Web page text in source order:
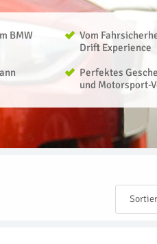
BMW
Vom
Drift Experience
Perfektes
und Motorsport-